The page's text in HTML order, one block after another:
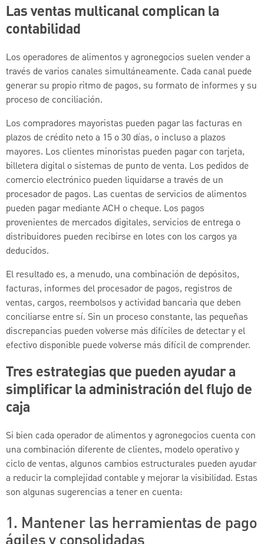
Las ventas multicanal complican la
contabilidad
Los operadores de alimentos y agronegocios suelen vender a
través de varios canales simultáneamente. Cada canal puede
generar su propio ritmo de pagos, su formato de informes y su
proceso de conciliación.
Los compradores mayoristas pueden pagar las facturas en
plazos de crédito neto a 15 o 30 días, o incluso a plazos
mayores. Los clientes minoristas pueden pagar con tarjeta,
billetera digital o sistemas de punto de venta. Los pedidos de
comercio electrónico pueden liquidarse a través de un
procesador de pagos. Las cuentas de servicios de alimentos
pueden pagar mediante ACH o cheque. Los pagos
provenientes de mercados digitales, servicios de entrega o
distribuidores pueden recibirse en lotes con los cargos ya
deducidos.
El resultado es, a menudo, una combinación de depósitos,
facturas, informes del procesador de pagos, registros de
ventas, cargos, reembolsos y actividad bancaria que deben
conciliarse entre sí. Sin un proceso constante, las pequeñas
discrepancias pueden volverse más difíciles de detectar y el
efectivo disponible puede volverse más difícil de comprender.
Tres estrategias que pueden ayudar a
simplificar la administración del flujo de
caja
Si bien cada operador de alimentos y agronegocios cuenta con
una combinación diferente de clientes, modelo operativo y
ciclo de ventas, algunos cambios estructurales pueden ayudar
a reducir la complejidad contable y mejorar la visibilidad. Estas
son algunas sugerencias a tener en cuenta:
1. Mantener las herramientas de pago